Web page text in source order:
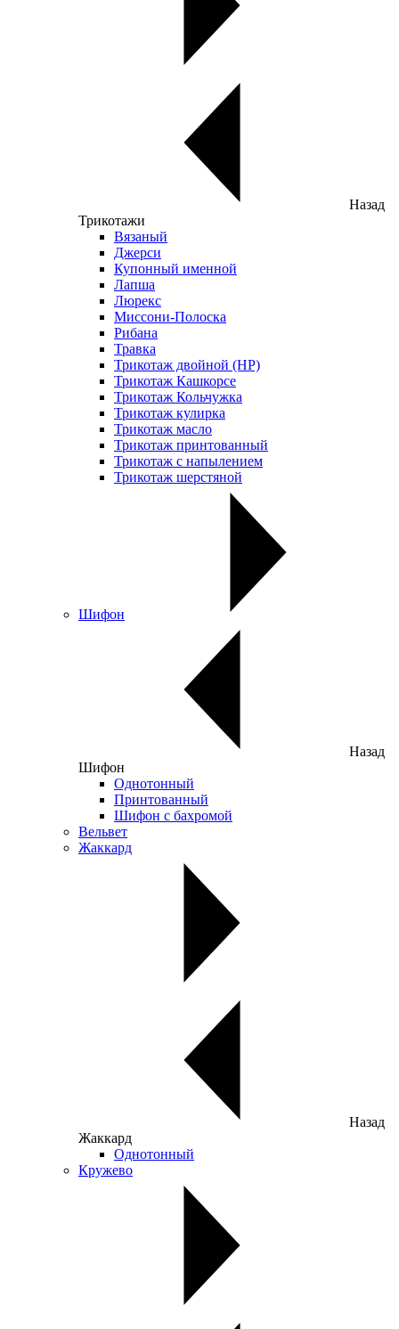
Назад
Трикотажи
Вязаный
Джерси
Купонный именной
Лапша
Люрекс
Миссони-Полоска
Рибана
Травка
Трикотаж двойной (НР)
Трикотаж Кашкорсе
Трикотаж Кольчужка
Трикотаж кулирка
Трикотаж масло
Трикотаж принтованный
Трикотаж с напылением
Трикотаж шерстяной
Шифон
Назад
Шифон
Однотонный
Принтованный
Шифон с бахромой
Вельвет
Жаккард
Назад
Жаккард
Однотонный
Кружево